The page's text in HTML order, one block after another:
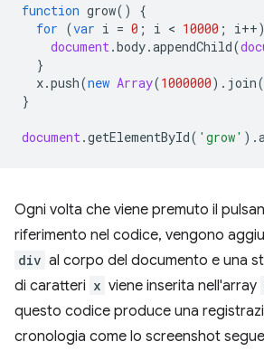
function grow()
{
for (var i = 0 ; i < 10000 ; i++)
document .body.appendChild(
}
x.push(new Array(1000000). join(
}
document .getElementById( 'grow' ).
Ogni volta che viene premuto il
riferimento nel codice, vengono
div al corpo del documento e una
di caratteri x viene inserita nell'array
questo codice produce una
cronologia come lo screenshot